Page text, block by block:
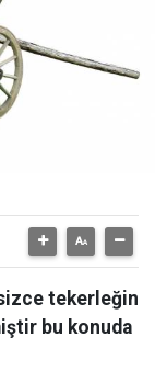
tekerleğin
bu konuda